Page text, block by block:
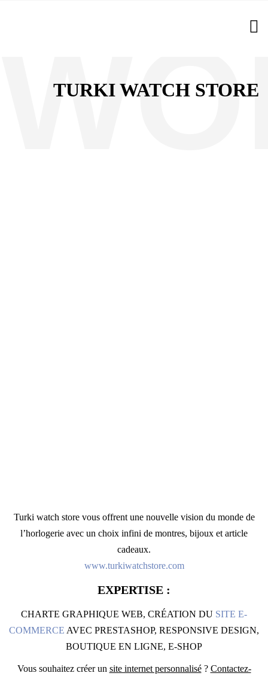
TURKI WATCH STORE
Turki watch store vous offrent une nouvelle vision du monde de
l’horlogerie avec un choix infini de montres, bijoux et article
cadeaux.
www.turkiwatchstore.com
EXPERTISE :
CHARTE GRAPHIQUE WEB, CRÉATION DU SITE E-
COMMERCE AVEC PRESTASHOP, RESPONSIVE DESIGN,
BOUTIQUE EN LIGNE, E-SHOP
Vous souhaitez créer un site internet personnalisé? Contactez-